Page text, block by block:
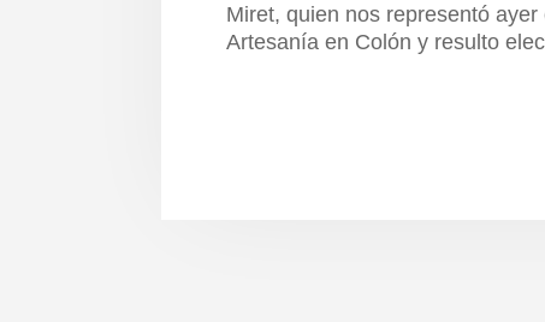
Miret, quien nos representó
Artesanía en Colón y resulto